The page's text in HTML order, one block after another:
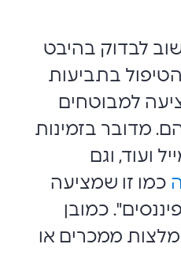
לבדוק בהיבט
בתביעות
למבוטחים
מדובר בזמינות
ועוד, וגם
כמו זו שמציעה
כמובן
ממכרים או